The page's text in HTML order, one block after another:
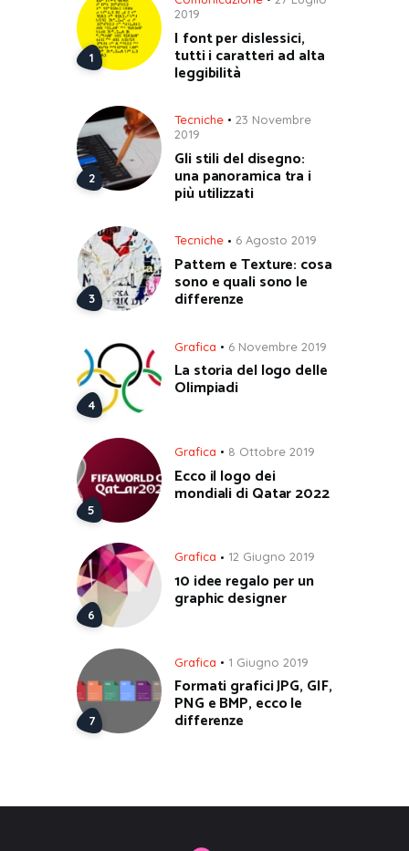
2019
I font per dislessici,
tutti i caratteri ad alta
leggibilità
Tecniche
23 Novembre
2019
Gli stili del disegno:
una panoramica tra i
più utilizzati
Tecniche 6 Agosto 2019
Pattern e Texture: cosa
sono e quali sono le
differenze
Grafica 6 Novembre 2019
La storia del logo delle
Olimpiadi
Grafica 8 Ottobre 2019
Ecco il logo dei
mondiali di Qatar 2022
Grafica 12 Giugno 2019
10 idee regalo per un
graphic designer
Grafica 1 Giugno 2019
Formati grafici JPG, GIF,
PNG e BMP, ecco le
differenze